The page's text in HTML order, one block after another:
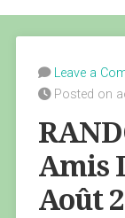
Leave a
Posted on
Amis
Août